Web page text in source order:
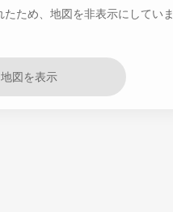
ため、地図を非表示にしていま
地図を表示